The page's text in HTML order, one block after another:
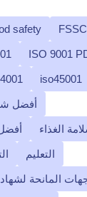
safety
ISO 9001
iso45001
أفضل
الغذاء
التعليم
المانحة